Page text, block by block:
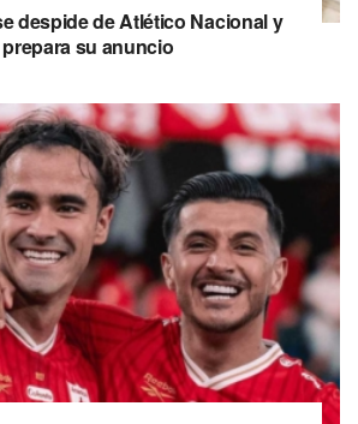
despide de Atlético Nacional y
su anuncio